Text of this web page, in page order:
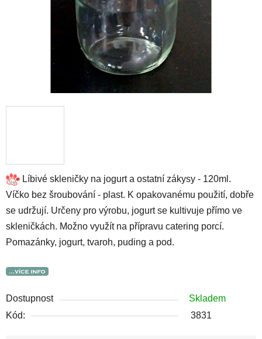
Líbivé skleničky na jogurt a ostatní zákysy - 120ml.
Víčko bez šroubování - plast. K opakovanému použití, dobře
se udržují. Určeny pro výrobu, jogurt se kultivuje přímo ve
skleničkách. Možno využít na přípravu catering porcí.
Pomazánky, jogurt, tvaroh, puding a pod.
Dostupnost
Skladem
Kód:
3831